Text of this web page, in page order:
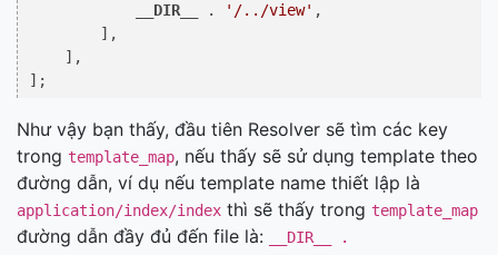
__DIR__
. '/../view' ,
        ],
    ],
Như vậy bạn thấy, đầu tiên Resolver sẽ tìm các key
trong template_map, nếu thấy sẽ sử dụng template theo
đường dẫn, ví dụ nếu template name thiết lập là
application/index/index thì sẽ thấy trong template_map
đường dẫn đầy đủ đến file là:
__DIR__ .